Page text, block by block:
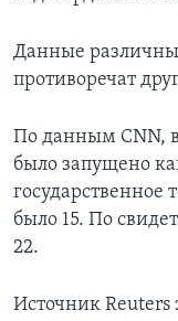
Данные
противоречат
По данным CNN,
было запущено
государственное
было 15. По
22.
Источник Reuters